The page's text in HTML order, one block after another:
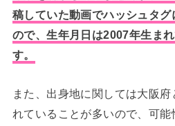
稿していた動画でハッシュタ
ので、生年月日は2007年生ま
す。
また、出身地に関しては大阪
れていることが多いので、可